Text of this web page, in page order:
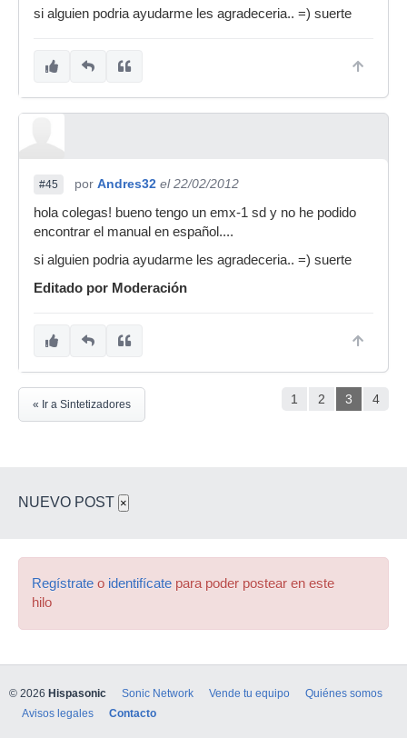
si alguien podria ayudarme les agradeceria.. =) suerte
#45 por Andres32 el 22/02/2012
hola colegas! bueno tengo un emx-1 sd y no he podido
encontrar el manual en español....
si alguien podria ayudarme les agradeceria.. =) suerte
Editado por Moderación
1 2 3 4
« Ir a Sintetizadores
NUEVO POST ×
Regístrate o identifícate para poder postear en este
hilo
© 2026 Hispasonic Sonic Network Vende tu equipo
Quiénes somos
Avisos legales
Contacto